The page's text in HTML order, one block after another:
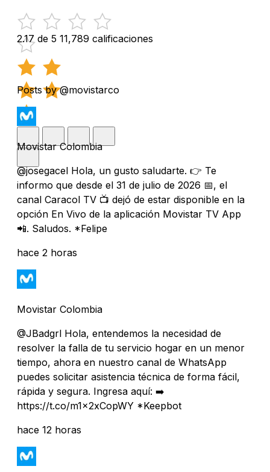
2.17 de 5 11,789 calificaciones
Posts by @movistarco
Movistar Colombia
@josegacel Hola, un gusto saludarte. 👉 Te
informo que desde el 31 de julio de 2026 📅, el
canal Caracol TV 📺 dejó de estar disponible en la
opción En Vivo de la aplicación Movistar TV App
📲. Saludos. *Felipe
hace 2 horas
Movistar Colombia
@JBadgrl Hola, entendemos la necesidad de
resolver la falla de tu servicio hogar en un menor
tiempo, ahora en nuestro canal de WhatsApp
puedes solicitar asistencia técnica de forma fácil,
rápida y segura. Ingresa aquí: ➡️
https://t.co/m1x2xCopWY *Keepbot
hace 12 horas